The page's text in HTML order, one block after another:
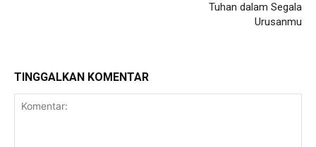
Tuhan dalam Segala
Urusanmu
TINGGALKAN KOMENTAR